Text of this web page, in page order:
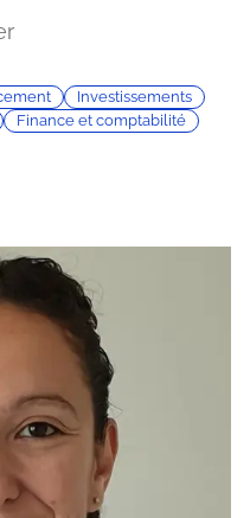
Investissements
Finance et comptabilité